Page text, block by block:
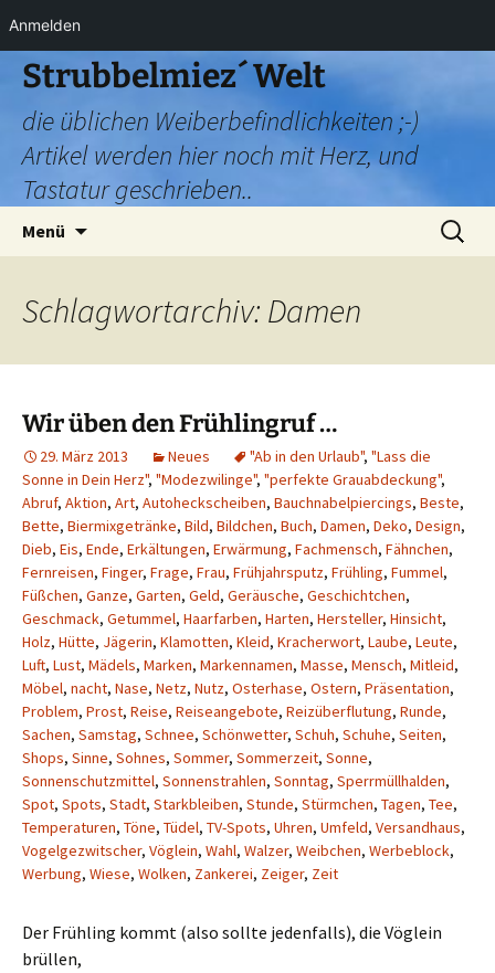
Anmelden
Zum
Inhalt
springen
Strubbelmiez´ Welt
die üblichen Weiberbefindlichkeiten ;-)
Artikel werden hier noch mit Herz, und
Tastatur geschrieben..
Menü
Suchen
nach:
Schlagwortarchiv: Damen
Wir üben den Frühlingruf …
29. März 2013 Neues "Ab in den Urlaub", "Lass die
Sonne in Dein Herz", "Modezwilinge", "perfekte Grauabdeckung",
Abruf, Aktion, Art, Autoheckscheiben, Bauchnabelpiercings, Beste,
Bette, Biermixgetränke, Bild, Bildchen, Buch, Damen, Deko, Design,
Dieb, Eis, Ende, Erkältungen, Erwärmung, Fachmensch, Fähnchen,
Fernreisen, Finger, Frage, Frau, Frühjahrsputz, Frühling, Fummel,
Füßchen, Ganze, Garten, Geld, Geräusche, Geschichtchen,
Geschmack, Getummel, Haarfarben, Harten, Hersteller, Hinsicht,
Holz, Hütte, Jägerin, Klamotten, Kleid, Kracherwort, Laube, Leute,
Luft, Lust, Mädels, Marken, Markennamen, Masse, Mensch, Mitleid,
Möbel, nacht, Nase, Netz, Nutz, Osterhase, Ostern, Präsentation,
Problem, Prost, Reise, Reiseangebote, Reizüberflutung, Runde,
Sachen, Samstag, Schnee, Schönwetter, Schuh, Schuhe, Seiten,
Shops, Sinne, Sohnes, Sommer, Sommerzeit, Sonne,
Sonnenschutzmittel, Sonnenstrahlen, Sonntag, Sperrmüllhalden,
Spot, Spots, Stadt, Starkbleiben, Stunde, Stürmchen, Tagen, Tee,
Temperaturen, Töne, Tüdel, TV-Spots, Uhren, Umfeld, Versandhaus,
Vogelgezwitscher, Vöglein, Wahl, Walzer, Weibchen, Werbeblock,
Werbung, Wiese, Wolken, Zankerei, Zeiger, Zeit
Der Frühling kommt (also sollte jedenfalls), die Vöglein
brüllen,